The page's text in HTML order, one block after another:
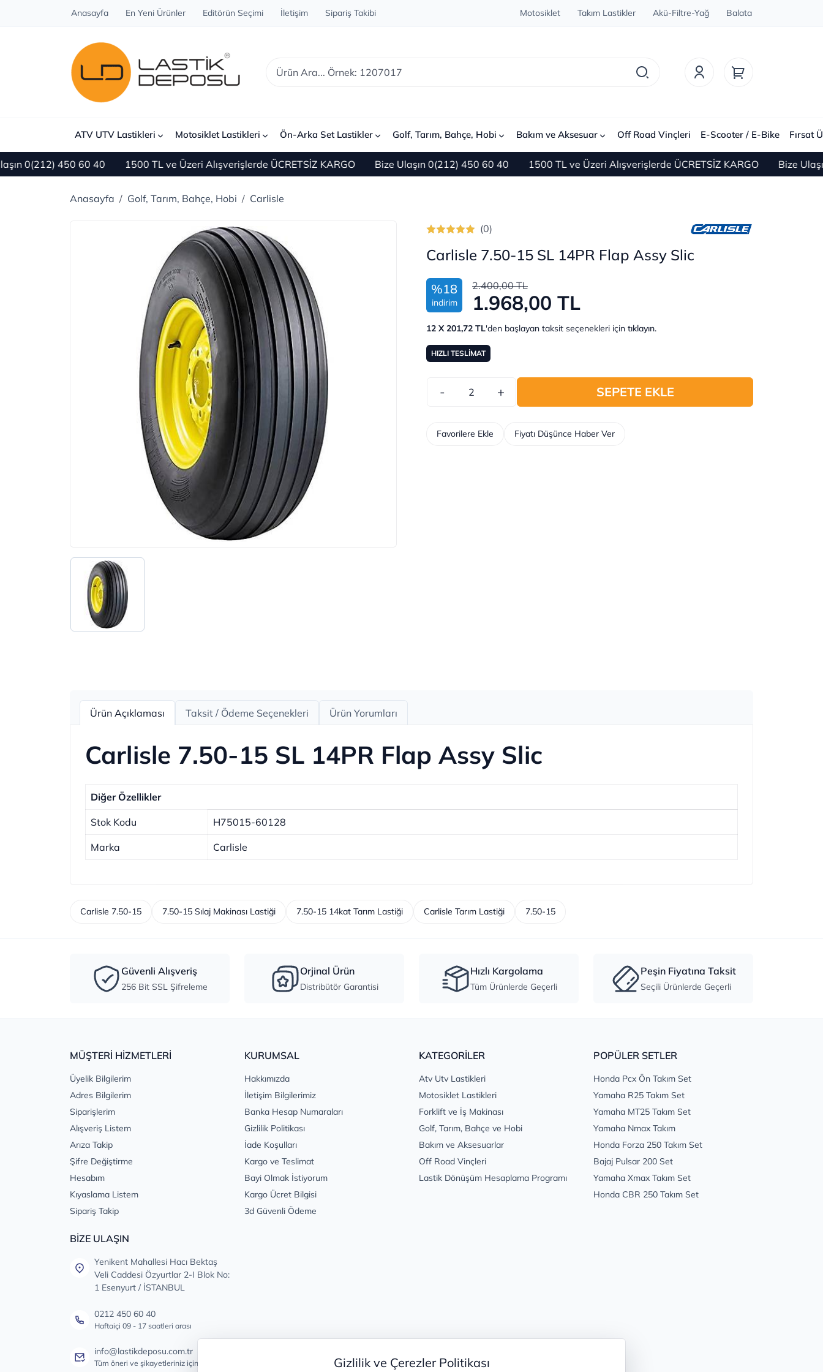
Anasayfa En Yeni Ürünler Editörün Seçimi İletişim Sipariş Takibi Motosiklet Takım Lastikler Akü-Filtre-Yağ Balata
ATV UTV Lastikleri Motosiklet Lastikleri Ön-Arka Set Lastikler Golf, Tarım, Bahçe, Hobi Bakım ve Aksesuar Off Road Vinçleri E-Scooter / E-Bike Fırsat
0(212) 450 60 40 1500 TL ve Üzeri Alışverişlerde ÜCRETSİZ KARGO Bize Ulaşın 0(212) 450 60 40 1500 TL ve Üzeri Alışverişlerde ÜCRETSİZ KARGO Bize Ulaşın
Gizlilik ve Çerezler Politikası
Anasayfa Golf, Tarım, Bahçe, Hobi Carlisle
(0)
Carlisle 7.50-15 SL 14PR Flap Assy Slic
%18
indirim
2.400,00 TL
1.968,00 TL
12 X 201,72 TL'den başlayan taksit seçenekleri için tıklayın.
HIZLI TESLİMAT
- + SEPETE EKLE
Favorilere Ekle Fiyatı Düşünce Haber Ver
Ürün Açıklaması Taksit / Ödeme Seçenekleri Ürün Yorumları
Carlisle 7.50-15 SL 14PR Flap Assy Slic
Diğer Özellikler
Stok Kodu H75015-60128
Marka Carlisle
Carlisle 7.50-15 7.50-15 Sılaj Makinası Lastiği 7.50-15 14kat Tarım Lastiği Carlisle Tarım Lastiği 7.50-15
Güvenli Alışveriş
256 Bit SSL Şifreleme
Orjinal Ürün
Distribütör Garantisi
Hızlı Kargolama
Tüm Ürünlerde Geçerli
Peşin Fiyatına Taksit
Seçili Ürünlerde Geçerli
MÜŞTERİ HİZMETLERİ
Üyelik Bilgilerim
Adres Bilgilerim
Siparişlerim
Alışveriş Listem
Arıza Takip
Şifre Değiştirme
Hesabım
Kıyaslama Listem
Sipariş Takip
KURUMSAL
Hakkımızda
İletişim Bilgilerimiz
Banka Hesap Numaraları
Gizlilik Politikası
İade Koşulları
Kargo ve Teslimat
Bayi Olmak İstiyorum
Kargo Ücret Bilgisi
3d Güvenli Ödeme
KATEGORİLER
Atv Utv Lastikleri
Motosiklet Lastikleri
Forklift ve İş Makinası
Golf, Tarım, Bahçe ve Hobi
Bakım ve Aksesuarlar
Off Road Vinçleri
Lastik Dönüşüm Hesaplama Programı
POPÜLER SETLER
Honda Pcx Ön Takım Set
Yamaha R25 Takım Set
Yamaha MT25 Takım Set
Yamaha Nmax Takım
Honda Forza 250 Takım Set
Bajaj Pulsar 200 Set
Yamaha Xmax Takım Set
Honda CBR 250 Takım Set
BİZE ULAŞIN
Yenikent Mahallesi Hacı Bektaş
Veli Caddesi Özyurtlar 2-I Blok No:
1 Esenyurt / İSTANBUL
0212 450 60 40
Haftaiçi 09 - 17 saatleri arası
info@lastikdeposu.com.tr
Tüm öneri ve şikayetleriniz için